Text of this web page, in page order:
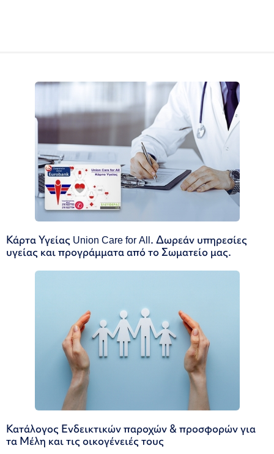
Κάρτα Υγείας Union Care for All. Δωρεάν υπηρεσίες
υγείας και προγράμματα από το Σωματείο μας.
Κατάλογος Ενδεικτικών παροχών & προσφορών για
τα Μέλη και τις οικογένειές τους